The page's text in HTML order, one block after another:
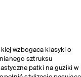
wzbogaca klasyki o
sztruksu
patki na guziki w